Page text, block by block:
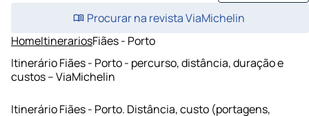
Procurar na revista ViaMichelin
HomeItinerariosFiães - Porto
Itinerário Fiães - Porto - percurso, distância, duração e
custos – ViaMichelin
Itinerário Fiães - Porto. Distância, custo (portagens,